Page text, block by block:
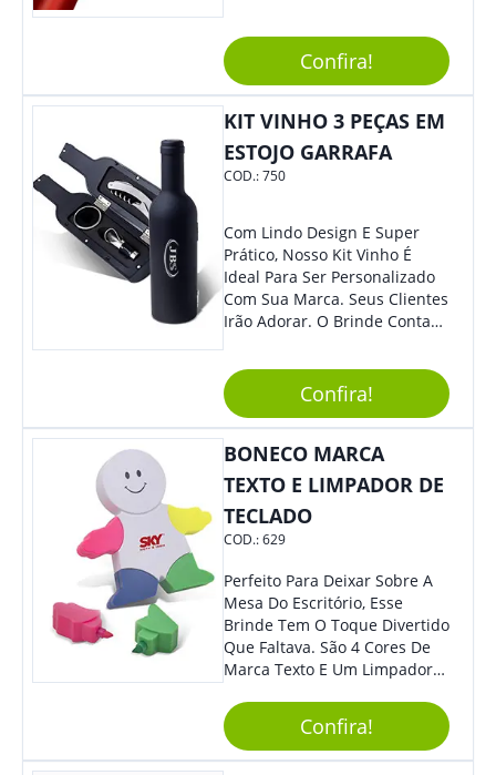
Com Detalhes Em Metal, Essa
Incrível Caneta Esferográfica É
Acionada Na Por Clic Na Parte
Superior.
Confira!
KIT VINHO 3 PEÇAS EM
ESTOJO GARRAFA
COD.:750
Com Lindo Design E Super
Prático, Nosso Kit Vinho É
Ideal Para Ser Personalizado
Com Sua Marca. Seus Clientes
Irão Adorar. O Brinde Conta
Estojo Emborrachado. Demais,
Não É?!
Confira!
BONECO MARCA
TEXTO E LIMPADOR DE
TECLADO
COD.:629
Perfeito Para Deixar Sobre A
Mesa Do Escritório, Esse
Brinde Tem O Toque Divertido
Que Faltava. São 4 Cores De
Marca Texto E Um Limpador
Boneco. Demais, Não É?
Personalize Com Sua Marca.
Super Criativo, Seus Clientes E
Confira!